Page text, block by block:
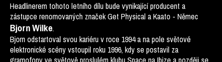
Headlinerem tohoto letního dílu bude vynikající producent a
zástupce renomovaných značek Get Physical a Kaato - Němec
Bjorn Wilke.
Bjorn odstartoval svou kariéru v roce 1994 a na pole světové
elektronické scény vstoupil roku 1996, kdy se postavil za